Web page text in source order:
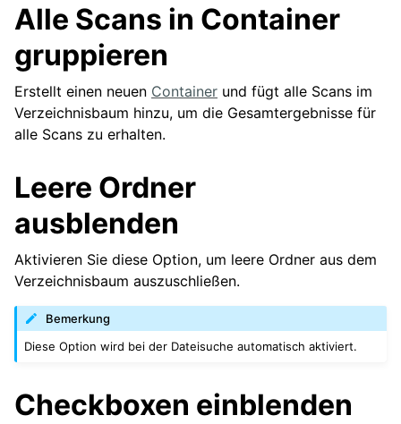
Alle Scans in Container
gruppieren
Erstellt einen neuen Container und fügt alle Scans im
Verzeichnisbaum hinzu, um die Gesamtergebnisse für
alle Scans zu erhalten.
Leere Ordner
ausblenden
Aktivieren Sie diese Option, um leere Ordner aus dem
Verzeichnisbaum auszuschließen.
Bemerkung
Diese Option wird bei der Dateisuche automatisch aktiviert.
Checkboxen einblenden